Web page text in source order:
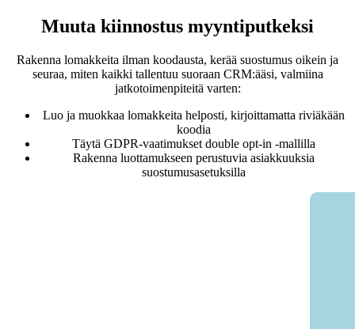
Muuta kiinnostus myyntiputkeksi
Rakenna lomakkeita ilman koodausta, kerää suostumus oikein ja
seuraa, miten kaikki tallentuu suoraan CRM:ääsi, valmiina
jatkotoimenpiteitä varten:
Luo ja muokkaa lomakkeita helposti, kirjoittamatta riviäkään
koodia
Täytä GDPR-vaatimukset double opt-in -mallilla
Rakenna luottamukseen perustuvia asiakkuuksia
suostumusasetuksilla